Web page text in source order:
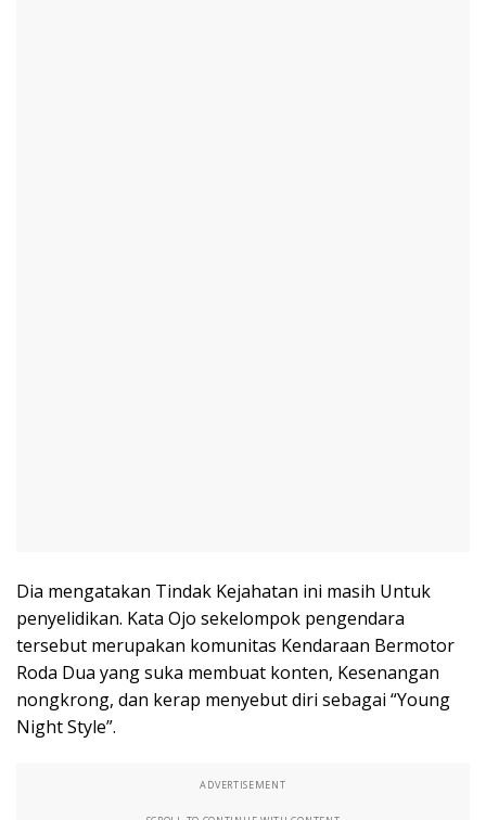
Dia mengatakan Tindak Kejahatan ini masih Untuk
penyelidikan. Kata Ojo sekelompok pengendara
tersebut merupakan komunitas Kendaraan Bermotor
Roda Dua yang suka membuat konten, Kesenangan
nongkrong, dan kerap menyebut diri sebagai “Young
Night Style”.
ADVERTISEMENT